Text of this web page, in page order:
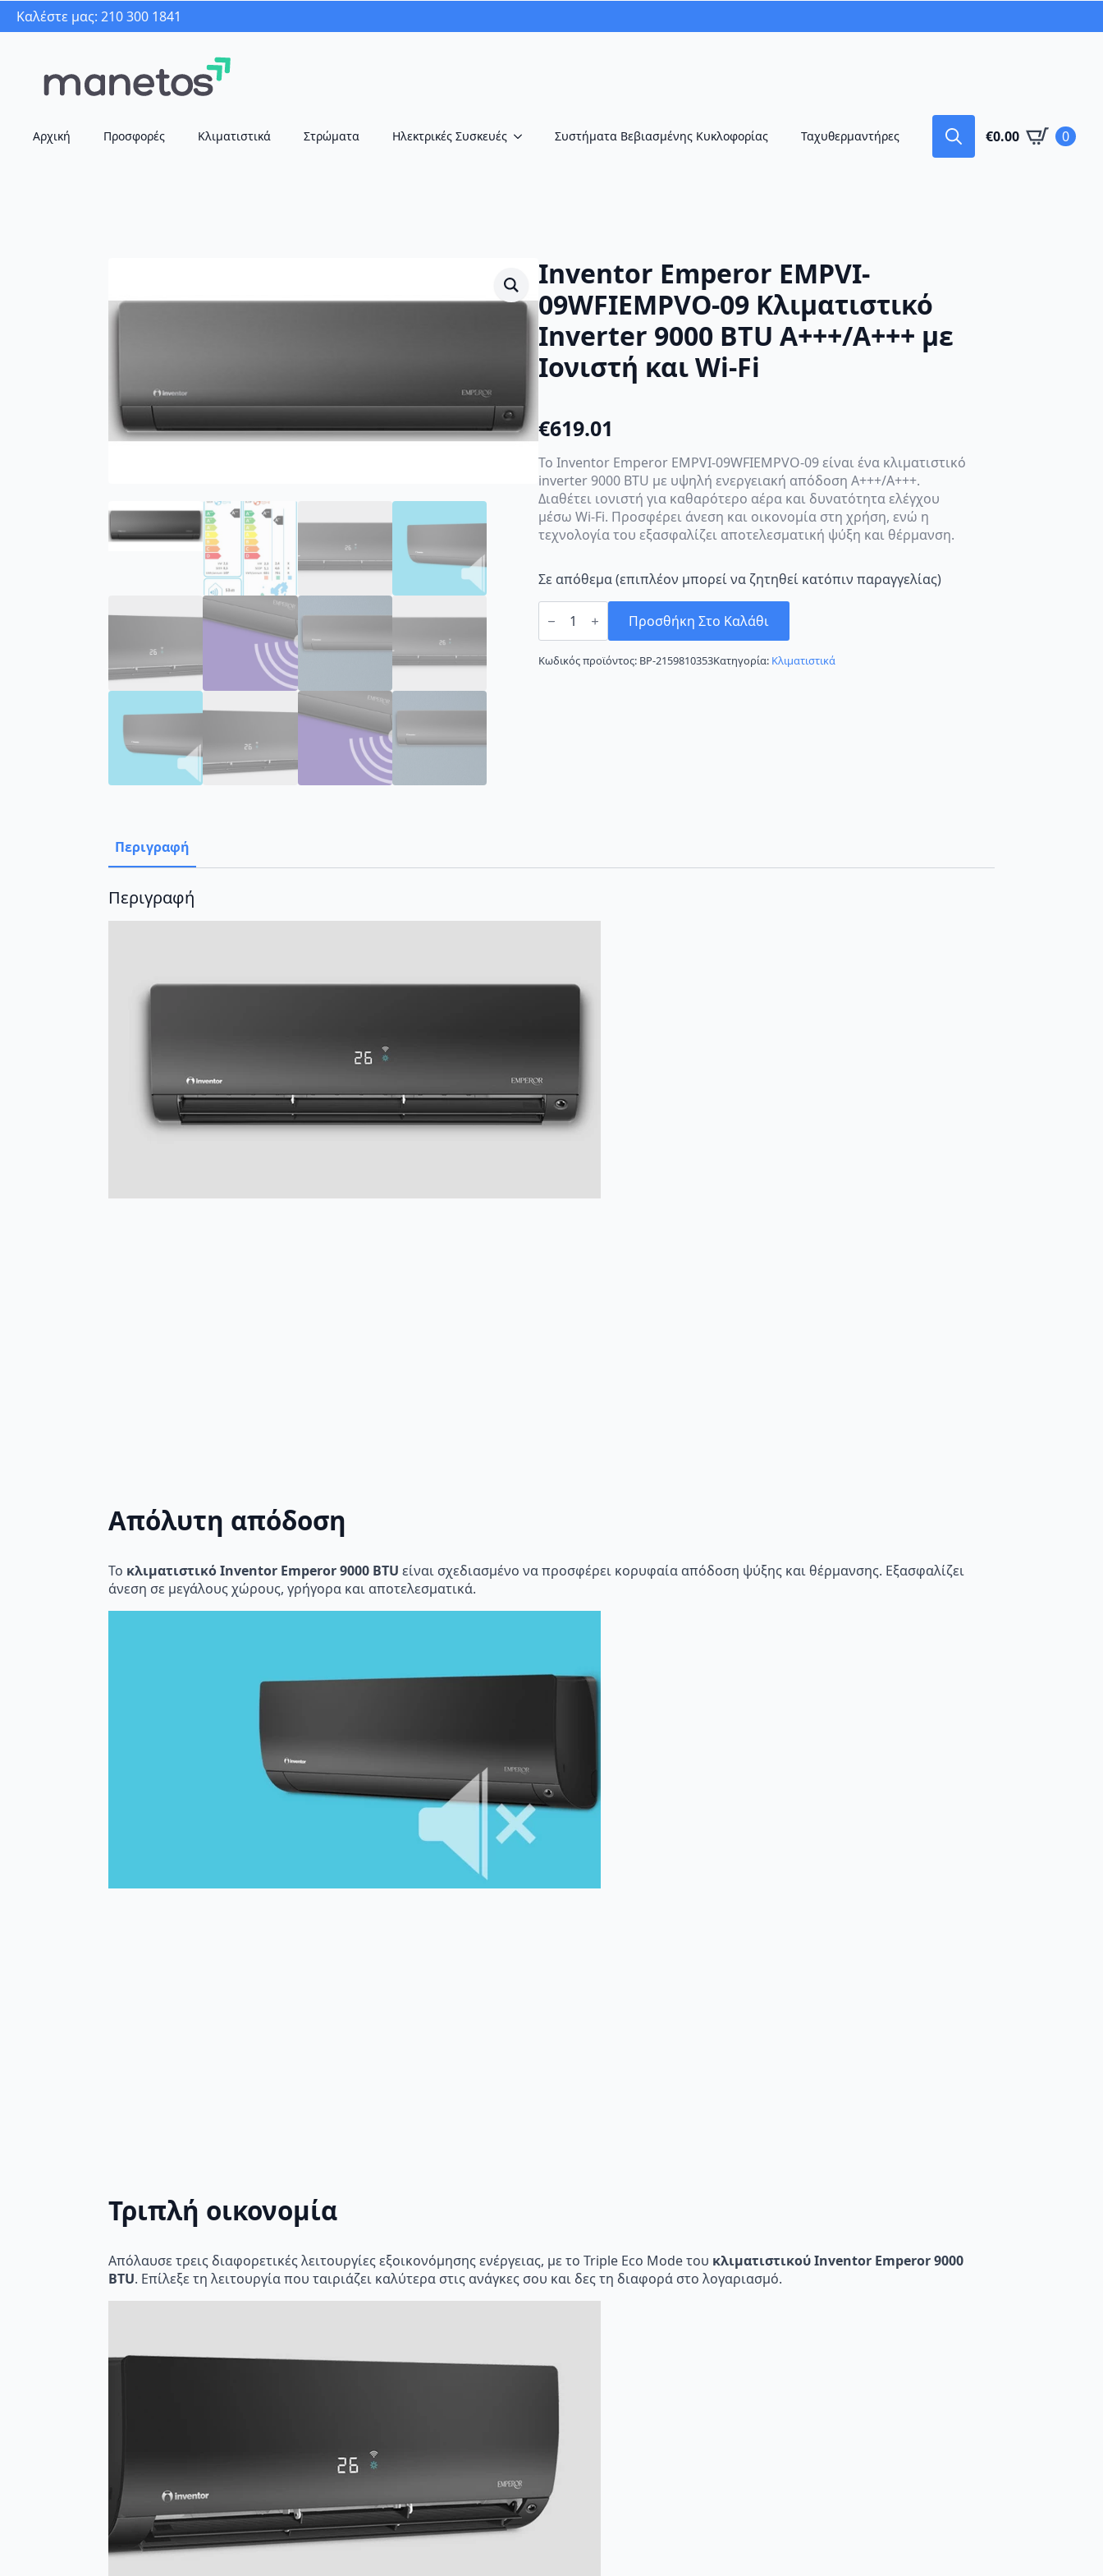
Καλέστε μας: 210 300 1841
Αρχική Προσφορές Κλιματιστικά Στρώματα Ηλεκτρικές Συσκευές Συστήματα Βεβιασμένης Κυκλοφορίας Ταχυθερμαντήρες €0.00 0
Inventor Emperor EMPVI-
09WFIEMPVO-09 Κλιματιστικό
Inverter 9000 BTU A+++/A+++ με
Ιονιστή και Wi-Fi
€619.01
Το Inventor Emperor EMPVI-09WFIEMPVO-09 είναι ένα κλιματιστικό
inverter 9000 BTU με υψηλή ενεργειακή απόδοση A+++/A+++.
Διαθέτει ιονιστή για καθαρότερο αέρα και δυνατότητα ελέγχου
μέσω Wi-Fi. Προσφέρει άνεση και οικονομία στη χρήση, ενώ η
τεχνολογία του εξασφαλίζει αποτελεσματική ψύξη και θέρμανση.
Σε απόθεμα (επιπλέον μπορεί να ζητηθεί κατόπιν παραγγελίας)
Inventor
Emperor
09WFIEMPVO-
09
Κλιματιστικό
Προσθήκη Στο Καλάθι
Κωδικός προϊόντος: BP-2159810353Κατηγορία: Κλιματιστικά
Περιγραφή
Περιγραφή
Απόλυτη απόδοση
Το κλιματιστικό Inventor Emperor 9000 BTU είναι σχεδιασμένο να προσφέρει κορυφαία απόδοση ψύξης και θέρμανσης. Eξασφαλίζει
άνεση σε μεγάλους χώρους, γρήγορα και αποτελεσματικά.
Τριπλή οικονομία
Απόλαυσε τρεις διαφορετικές λειτουργίες εξοικονόμησης ενέργειας, με το Triple Eco Mode του κλιματιστικού Inventor Emperor 9000
BTU. Επίλεξε τη λειτουργία που ταιριάζει καλύτερα στις ανάγκες σου και δες τη διαφορά στο λογαριασμό.